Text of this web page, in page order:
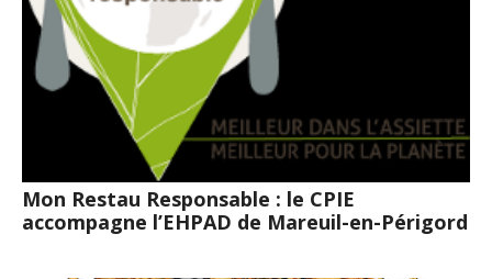
Mon Restau Responsable : le CPIE
accompagne l’EHPAD de Mareuil-en-Périgord